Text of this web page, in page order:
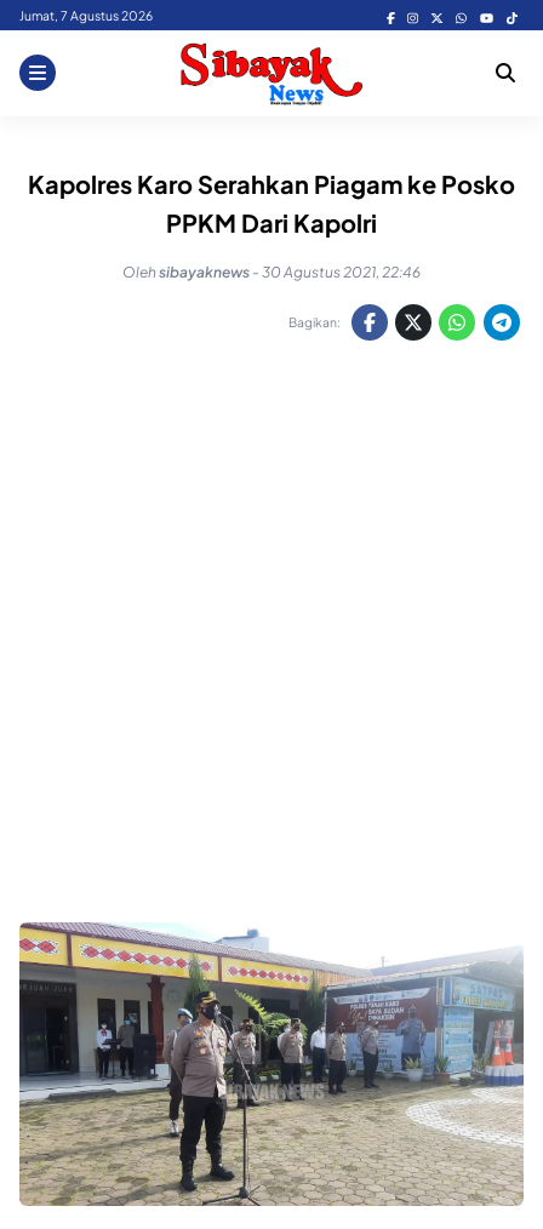
Skip
content
Jumat, 7 Agustus 2026
Kapolres Karo Serahkan Piagam ke Posko
PPKM Dari Kapolri
Olehsibayaknews - 30 Agustus 2021, 22:46
Bagikan: